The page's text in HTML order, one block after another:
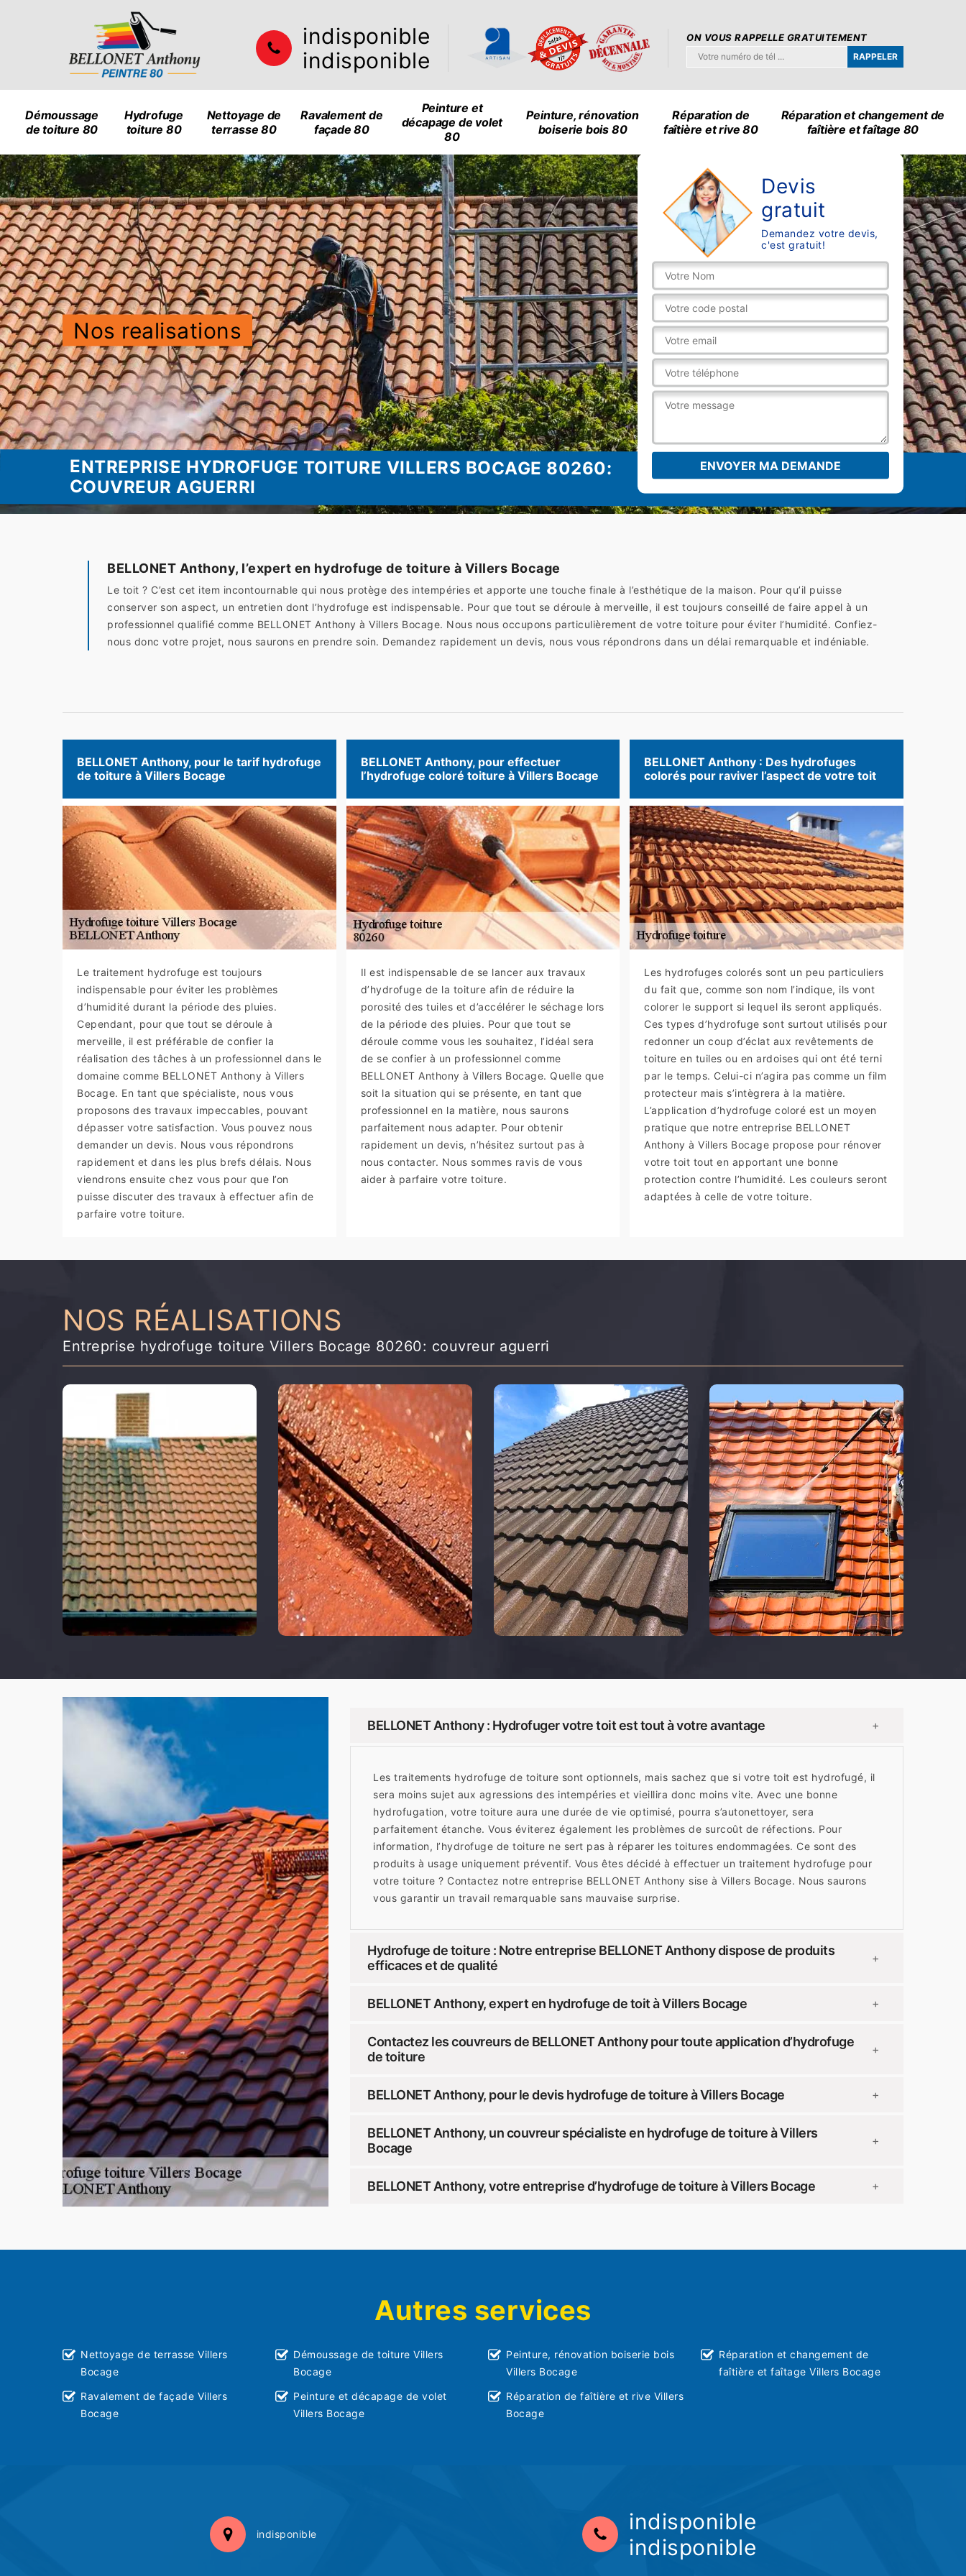
indisponible
indisponible
ON VOUS RAPPELLE GRATUITEMENT
Démoussage
de toiture 80
Hydrofuge
toiture 80
Nettoyage de
terrasse 80
Ravalement de
façade 80
Peinture et
décapage de volet
80
Peinture, rénovation
boiserie bois 80
Réparation de
faîtière et rive 80
Réparation et changement de
faîtière et faîtage 80
Nos realisations
Devis
gratuit
Demandez votre devis,
c'est gratuit!
ENTREPRISE HYDROFUGE TOITURE VILLERS BOCAGE 80260:
COUVREUR AGUERRI
BELLONET Anthony, l’expert en hydrofuge de toiture à Villers Bocage
Le toit ? C’est cet item incontournable qui nous protège des intempéries et apporte une touche finale à l’esthétique de la maison. Pour qu’il puisse
conserver son aspect, un entretien dont l’hydrofuge est indispensable. Pour que tout se déroule à merveille, il est toujours conseillé de faire appel à un
professionnel qualifié comme BELLONET Anthony à Villers Bocage. Nous nous occupons particulièrement de votre toiture pour éviter l’humidité. Confiez-
nous donc votre projet, nous saurons en prendre soin. Demandez rapidement un devis, nous vous répondrons dans un délai remarquable et indéniable.
BELLONET Anthony, pour le tarif hydrofuge
de toiture à Villers Bocage
Le traitement hydrofuge est toujours
indispensable pour éviter les problèmes
d’humidité durant la période des pluies.
Cependant, pour que tout se déroule à
merveille, il est préférable de confier la
réalisation des tâches à un professionnel dans le
domaine comme BELLONET Anthony à Villers
Bocage. En tant que spécialiste, nous vous
proposons des travaux impeccables, pouvant
dépasser votre satisfaction. Vous pouvez nous
demander un devis. Nous vous répondrons
rapidement et dans les plus brefs délais. Nous
viendrons ensuite chez vous pour que l’on
puisse discuter des travaux à effectuer afin de
parfaire votre toiture.
BELLONET Anthony, pour effectuer
l’hydrofuge coloré toiture à Villers Bocage
Il est indispensable de se lancer aux travaux
d’hydrofuge de la toiture afin de réduire la
porosité des tuiles et d’accélérer le séchage lors
de la période des pluies. Pour que tout se
déroule comme vous les souhaitez, l’idéal sera
de se confier à un professionnel comme
BELLONET Anthony à Villers Bocage. Quelle que
soit la situation qui se présente, en tant que
professionnel en la matière, nous saurons
parfaitement nous adapter. Pour obtenir
rapidement un devis, n’hésitez surtout pas à
nous contacter. Nous sommes ravis de vous
aider à parfaire votre toiture.
BELLONET Anthony : Des hydrofuges
colorés pour raviver l’aspect de votre toit
Les hydrofuges colorés sont un peu particuliers
du fait que, comme son nom l’indique, ils vont
colorer le support si lequel ils seront appliqués.
Ces types d’hydrofuge sont surtout utilisés pour
redonner un coup d’éclat aux revêtements de
toiture en tuiles ou en ardoises qui ont été terni
par le temps. Celui-ci n’agira pas comme un film
protecteur mais s’intègrera à la matière.
L’application d’hydrofuge coloré est un moyen
pratique que notre entreprise BELLONET
Anthony à Villers Bocage propose pour rénover
votre toit tout en apportant une bonne
protection contre l’humidité. Les couleurs seront
adaptées à celle de votre toiture.
NOS RÉALISATIONS
Entreprise hydrofuge toiture Villers Bocage 80260: couvreur aguerri
BELLONET Anthony : Hydrofuger votre toit est tout à votre avantage +
Les traitements hydrofuge de toiture sont optionnels, mais sachez que si votre toit est hydrofugé, il
sera moins sujet aux agressions des intempéries et vieillira donc moins vite. Avec une bonne
hydrofugation, votre toiture aura une durée de vie optimisé, pourra s’autonettoyer, sera
parfaitement étanche. Vous éviterez également les problèmes de surcoût de réfections. Pour
information, l’hydrofuge de toiture ne sert pas à réparer les toitures endommagées. Ce sont des
produits à usage uniquement préventif. Vous êtes décidé à effectuer un traitement hydrofuge pour
votre toiture ? Contactez notre entreprise BELLONET Anthony sise à Villers Bocage. Nous saurons
vous garantir un travail remarquable sans mauvaise surprise.
Hydrofuge de toiture : Notre entreprise BELLONET Anthony dispose de produits
efficaces et de qualité
+
BELLONET Anthony, expert en hydrofuge de toit à Villers Bocage +
Contactez les couvreurs de BELLONET Anthony pour toute application d’hydrofuge
de toiture
+
BELLONET Anthony, pour le devis hydrofuge de toiture à Villers Bocage +
BELLONET Anthony, un couvreur spécialiste en hydrofuge de toiture à Villers
Bocage
+
BELLONET Anthony, votre entreprise d’hydrofuge de toiture à Villers Bocage +
Autres services
Nettoyage de terrasse Villers
Bocage
Ravalement de façade Villers
Bocage
Démoussage de toiture Villers
Bocage
Peinture et décapage de volet
Villers Bocage
Peinture, rénovation boiserie bois
Villers Bocage
Réparation de faîtière et rive Villers
Bocage
Réparation et changement de
faîtière et faîtage Villers Bocage
indisponible
indisponible
indisponible